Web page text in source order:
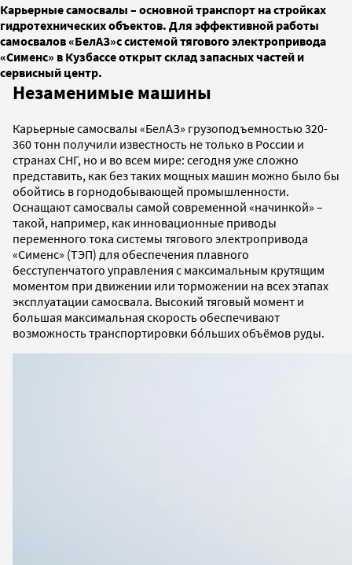
Карьерные самосвалы – основной транспорт на стройках
гидротехнических объектов. Для эффективной работы
самосвалов «БелАЗ»с системой тягового электропривода
«Сименс» в Кузбассе открыт склад запасных частей и
сервисный центр.
Незаменимые машины
Карьерные самосвалы «БелАЗ» грузоподъемностью 320-
360 тонн получили известность не только в России и
странах СНГ, но и во всем мире: сегодня уже сложно
представить, как без таких мощных машин можно было бы
обойтись в горнодобывающей промышленности.
Оснащают самосвалы самой современной «начинкой» –
такой, например, как инновационные приводы
переменного тока системы тягового электропривода
«Сименс» (ТЭП) для обеспечения плавного
бесступенчатого управления с максимальным крутящим
моментом при движении или торможении на всех этапах
эксплуатации самосвала. Высокий тяговый момент и
большая максимальная скорость обеспечивают
возможность транспортировки бóльших объёмов руды.